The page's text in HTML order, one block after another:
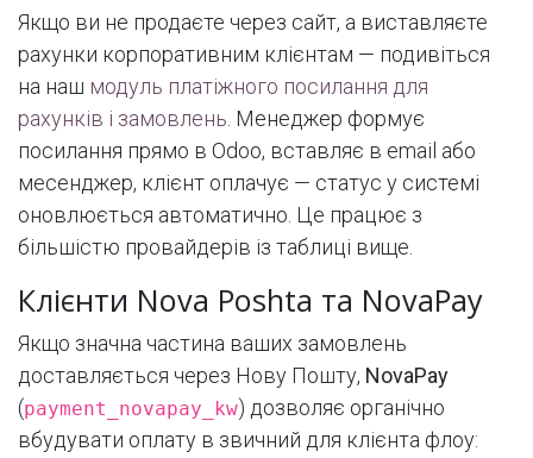
Якщо ви не продаєте через сайт, а виставляєте
рахунки корпоративним клієнтам — подивіться
на наш модуль платіжного посилання для
рахунків і замовлень . Менеджер формує
посилання прямо в Odoo, вставляє в email або
месенджер, клієнт оплачує — статус у системі
оновлюється автоматично. Це працює з
більшістю провайдерів із таблиці вище.
Клієнти Nova Poshta та NovaPay
Якщо значна частина ваших замовлень
доставляється через Нову Пошту, NovaPay
(payment_novapay_kw) дозволяє органічно
вбудувати оплату в звичний для клієнта флоу: